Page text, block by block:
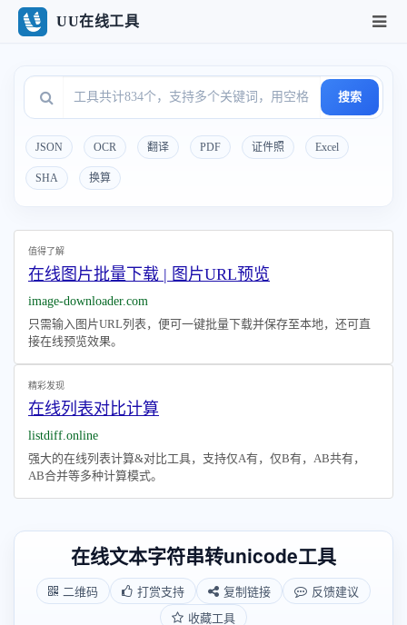
UU在线工具
搜索
JSON OCR 翻译 PDF 证件照 Excel
SHA 换算
值得了解
在线图片批量下载 | 图片URL预览
image-downloader.com
只需输入图片URL列表，便可一键批量下载并保存至本地，还可直
接在线预览效果。
精彩发现
在线列表对比计算
listdiff.online
强大的在线列表计算&对比工具，支持仅A有，仅B有，AB共有，
AB合并等多种计算模式。
在线文本字符串转unicode工具
二维码 打赏支持 复制链接
反馈建议
收藏工具